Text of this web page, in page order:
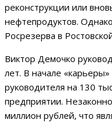
реконструкции или
нефтепродуктов.
Росрезерва в
Виктор Демочко
лет. В начале «карьеры»
руководителя на 130
предприятии.
миллион рублей, что